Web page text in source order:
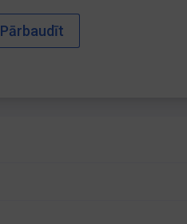
Pārbaudīt